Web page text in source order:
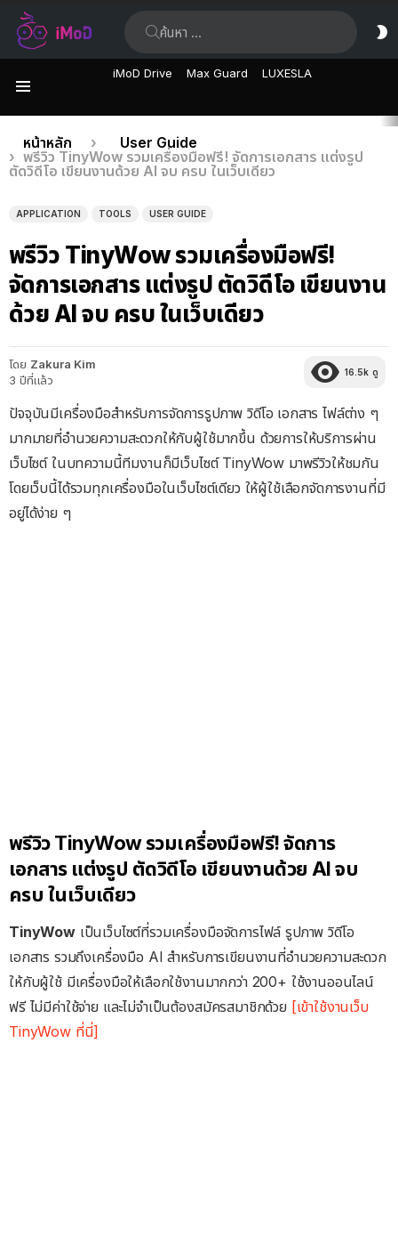
iMoD Drive Max Guard LUXESLA
เรื่อง
ล่าสุด
คุณอยู่ที่นี่:
หน้าหลัก
User Guide
พรีวิว TinyWow รวมเครื่องมือฟรี! จัดการเอกสาร แต่งรูป
ตัดวิดีโอ เขียนงานด้วย AI จบ ครบ ในเว็บเดียว
APPLICATION TOOLS USER GUIDE
พรีวิว TinyWow รวมเครื่องมือฟรี!
จัดการเอกสาร แต่งรูป ตัดวิดีโอ เขียนงาน
ด้วย AI จบ ครบ ในเว็บเดียว
โดย Zakura Kim
3 ปีที่แล้ว
16.5k ดู
ปัจจุบันมีเครื่องมือสำหรับการจัดการรูปภาพ วิดีโอ เอกสาร ไฟล์ต่าง ๆ
มากมายที่อำนวยความสะดวกให้กับผู้ใช้มากขึ้น ด้วยการให้บริการผ่าน
เว็บไซต์ ในบทความนี้ทีมงานก็มีเว็บไซต์ TinyWow มาพรีวิวให้ชมกัน
โดยเว็บนี้ได้รวมทุกเครื่องมือในเว็บไซต์เดียว ให้ผู้ใช้เลือกจัดการงานที่มี
อยู่ได้ง่าย ๆ
พรีวิว TinyWow รวมเครื่องมือฟรี! จัดการ
เอกสาร แต่งรูป ตัดวิดีโอ เขียนงานด้วย AI จบ
ครบ ในเว็บเดียว
TinyWowเป็นเว็บไซต์ที่รวมเครื่องมือจัดการไฟล์ รูปภาพ วิดีโอ
เอกสาร รวมถึงเครื่องมือ AI สำหรับการเขียนงานที่อำนวยความสะดวก
ให้กับผู้ใช้ มีเครื่องมือให้เลือกใช้งานมากกว่า 200+ ใช้งานออนไลน์
ฟรี ไม่มีค่าใช้จ่าย และไม่จำเป็นต้องสมัครสมาชิกด้วย [เข้าใช้งานเว็บ
TinyWow ที่นี่]